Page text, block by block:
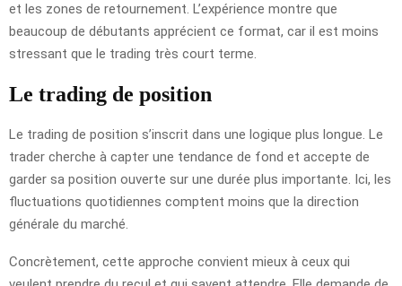
et les zones de retournement. L’expérience montre que
beaucoup de débutants apprécient ce format, car il est moins
stressant que le trading très court terme.
Le trading de position
Le trading de position s’inscrit dans une logique plus longue. Le
trader cherche à capter une tendance de fond et accepte de
garder sa position ouverte sur une durée plus importante. Ici, les
fluctuations quotidiennes comptent moins que la direction
générale du marché.
Concrètement, cette approche convient mieux à ceux qui